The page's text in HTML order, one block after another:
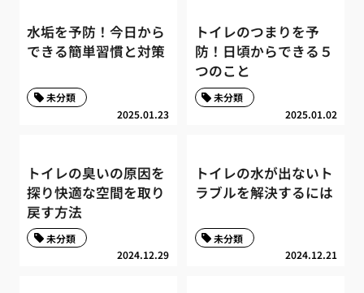
水垢を予防！今日から
できる簡単習慣と対策
2025.01.23
未分類
トイレのつまりを予
防！日頃からできる５
つのこと
2025.01.02
未分類
トイレの臭いの原因を
探り快適な空間を取り
戻す方法
2024.12.29
未分類
トイレの水が出ないト
ラブルを解決するには
2024.12.21
未分類